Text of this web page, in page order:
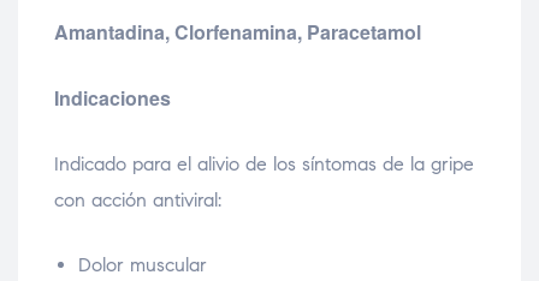
Amantadina, Clorfenamina, Paracetamol
Indicaciones
Indicado para el alivio de los síntomas de la gripe
con acción antiviral:
Dolor muscular